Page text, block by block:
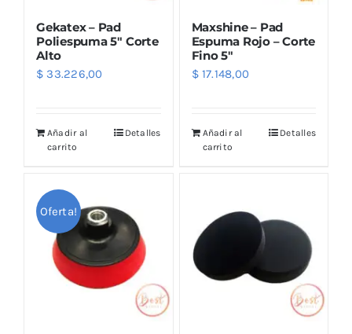
Gekatex – Pad
Poliespuma 5″ Corte
Alto
$ 33.226,00
Añadir al
carrito
Detalles
Maxshine – Pad
Espuma Rojo – Corte
Fino 5″
$17.148,00
Añadir al
carrito
Detalles
Oferta!